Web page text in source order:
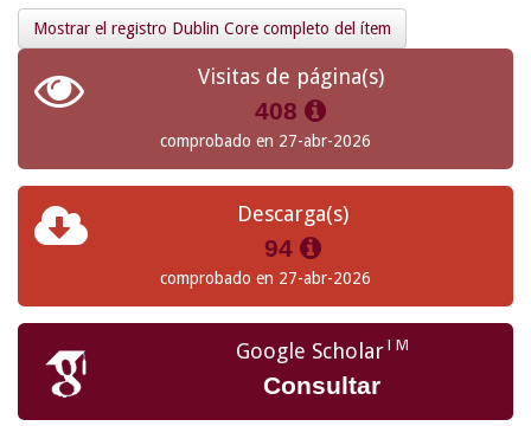
Mostrar el registro Dublin Core completo del ítem
Visitas de página(s)
408
comprobado en 27-abr-2026
Descarga(s)
94
comprobado en 27-abr-2026
Google ScholarTM
Consultar